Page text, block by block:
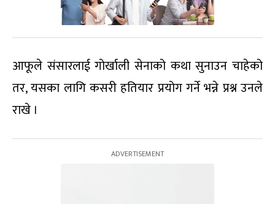
आफूले संसारलाई गोर्खाली सेनाको कथा सुनाउन चाहेको
तर, यसका लागि कसरी हतियार प्रयोग गर्ने भन्ने प्रश्न उनले
राखे ।